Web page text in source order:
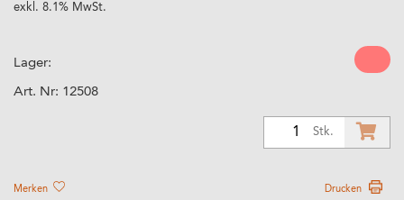
exkl. 8.1% MwSt.
Lager:
Art. Nr: 12508
Stk.
Merken Drucken